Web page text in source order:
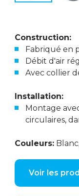
Construction:
Fabriqué en
Débit d'air
Avec collier
Installation:
Montage
circulaires,
Couleurs:
Voir les